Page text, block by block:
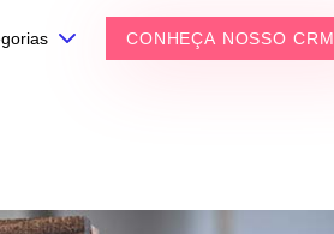
CONHEÇA NOSSO CRM